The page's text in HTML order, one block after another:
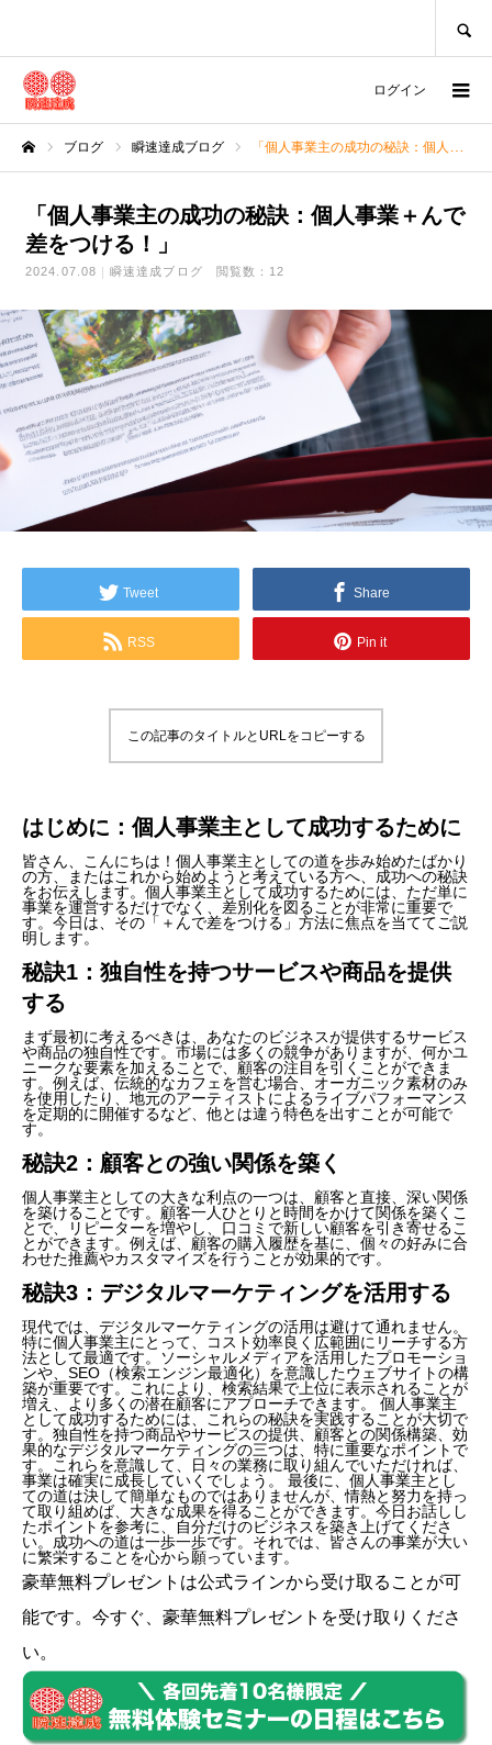
ログイン
ブログ 瞬速達成ブログ 「個人事業主の成功の秘訣：個人事業＋んで差をつける！」
「個人事業主の成功の秘訣：個人事業＋んで
差をつける！」
2024.07.08 瞬速達成ブログ 閲覧数：12
Tweet Share
RSS Pin it
この記事のタイトルとURLをコピーする
はじめに：個人事業主として成功するために
皆さん、こんにちは！個人事業主としての道を歩み始めたばかり
の方、またはこれから始めようと考えている方へ、成功への秘訣
をお伝えします。個人事業主として成功するためには、ただ単に
事業を運営するだけでなく、差別化を図ることが非常に重要で
す。今日は、その「＋んで差をつける」方法に焦点を当ててご説
明します。
秘訣1：独自性を持つサービスや商品を提供
する
まず最初に考えるべきは、あなたのビジネスが提供するサービス
や商品の独自性です。市場には多くの競争がありますが、何かユ
ニークな要素を加えることで、顧客の注目を引くことができま
す。例えば、伝統的なカフェを営む場合、オーガニック素材のみ
を使用したり、地元のアーティストによるライブパフォーマンス
を定期的に開催するなど、他とは違う特色を出すことが可能で
す。
秘訣2：顧客との強い関係を築く
個人事業主としての大きな利点の一つは、顧客と直接、深い関係
を築けることです。顧客一人ひとりと時間をかけて関係を築くこ
とで、リピーターを増やし、口コミで新しい顧客を引き寄せるこ
とができます。例えば、顧客の購入履歴を基に、個々の好みに合
わせた推薦やカスタマイズを行うことが効果的です。
秘訣3：デジタルマーケティングを活用する
現代では、デジタルマーケティングの活用は避けて通れません。
特に個人事業主にとって、コスト効率良く広範囲にリーチする方
法として最適です。ソーシャルメディアを活用したプロモーショ
ンや、SEO（検索エンジン最適化）を意識したウェブサイトの構
築が重要です。これにより、検索結果で上位に表示されることが
増え、より多くの潜在顧客にアプローチできます。 個人事業主
として成功するためには、これらの秘訣を実践することが大切で
す。独自性を持つ商品やサービスの提供、顧客との関係構築、効
果的なデジタルマーケティングの三つは、特に重要なポイントで
す。これらを意識して、日々の業務に取り組んでいただければ、
事業は確実に成長していくでしょう。 最後に、個人事業主とし
ての道は決して簡単なものではありませんが、情熱と努力を持っ
て取り組めば、大きな成果を得ることができます。今日お話しし
たポイントを参考に、自分だけのビジネスを築き上げてくださ
い。成功への道は一歩一歩です。それでは、皆さんの事業が大い
に繁栄することを心から願っています。
豪華無料プレゼントは公式ラインから受け取ることが可
能です。今すぐ、豪華無料プレゼントを受け取りくださ
い。